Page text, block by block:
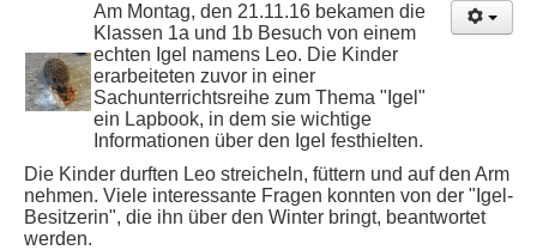
Am Montag, den 21.11.16 bekamen die
Klassen 1a und 1b Besuch von einem
echten Igel namens Leo. Die Kinder
erarbeiteten zuvor in einer
Sachunterrichtsreihe zum Thema "Igel"
ein Lapbook, in dem sie wichtige
Informationen über den Igel festhielten.
Die Kinder durften Leo streicheln, füttern und auf den Arm
nehmen. Viele interessante Fragen konnten von der "Igel-
Besitzerin", die ihn über den Winter bringt, beantwortet
werden.